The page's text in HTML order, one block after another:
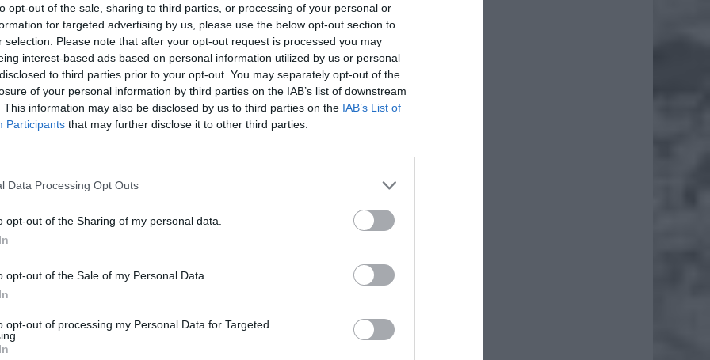
opt-out of the sale, sharing to third parties, or processing of your personal or
for targeted advertising by us, please use the below opt-out section to
selection. Please note that after your opt-out request is processed you may
interest-based ads based on personal information utilized by us or personal
to third parties prior to your opt-out. You may separately opt-out of the
of your personal information by third parties on the IAB’s list of downstream
This information may also be disclosed by us to third parties on the IAB’s List of
Participants that may further disclose it to other third parties.
Data Processing Opt Outs
opt-out of the Sharing of my personal data.
opt-out of the Sale of my Personal Data.
opt-out of processing my Personal Data for Targeted
ad
przecenił hit do kuchni. Air fryer tańszy aż o 150 zł, a to dopiero
2026 16:06
dla milionów polskich rodzin. ZUS wypłacił już 173 mln zł.
wciąż można składać
odnotowano 794 tzw. przestępstwa z nienawiści, natomiast w tym roku w